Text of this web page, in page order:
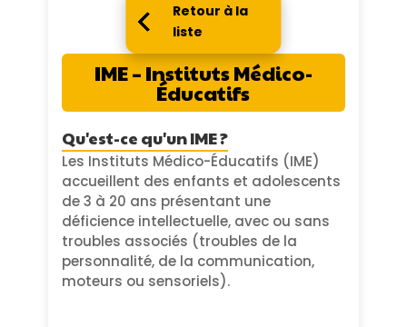
Retour à la
liste
IME – Instituts Médico-
Éducatifs
Qu'est-ce qu'un IME ?
Les Instituts Médico-Éducatifs (IME)
accueillent des enfants et adolescents
de 3 à 20 ans présentant une
déficience intellectuelle, avec ou sans
troubles associés (troubles de la
personnalité, de la communication,
moteurs ou sensoriels).